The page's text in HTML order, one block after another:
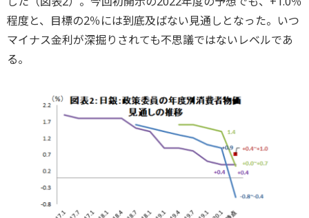
程度と、目標の2％には到底及ばない見通しとなった。いつ
マイナス金利が深掘りされても不思議ではないレベルであ
る。